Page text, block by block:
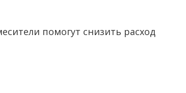
помогут снизить расход